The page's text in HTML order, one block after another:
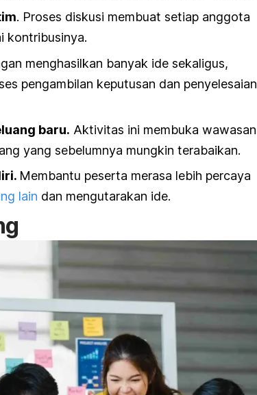
. Proses diskusi membuat setiap anggota
kontribusinya.
menghasilkan banyak ide sekaligus,
pengambilan keputusan dan penyelesaian
baru. Aktivitas ini membuka wawasan
yang sebelumnya mungkin terabaikan.
Membantu peserta merasa lebih percaya
lain dan mengutarakan ide.